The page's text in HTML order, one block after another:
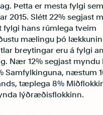
Þetta er mesta fylgi
2015. Slétt 22% segjast
hans rúmlega tveim
mælingu þó lækkunin
breytingar eru á fylgi
Nær 12% segjast myndu
Samfylkinguna, næstum
tæplega 8%
lýðræðisflokkinn.